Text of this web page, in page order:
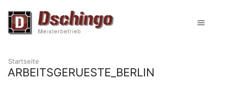
Startseite
ARBEITSGERUESTE_BERLIN